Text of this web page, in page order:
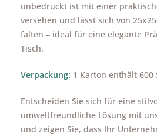
unbedruckt ist mit einer
versehen und lässt sich von
falten – ideal für eine elegante
Tisch.
Verpackung: 1 Karton enthält 600
Entscheiden Sie sich für eine
umweltfreundliche Lösung mit
und zeigen Sie, dass Ihr